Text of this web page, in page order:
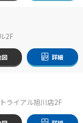
2F
図 詳細
ライアル旭川店2F